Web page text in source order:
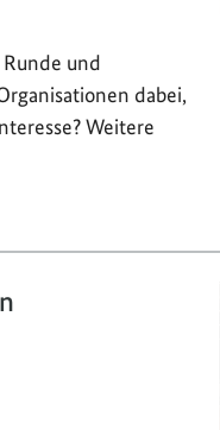
und
dabei,
Weitere